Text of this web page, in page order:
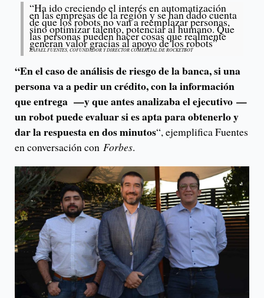
“Ha ido creciendo el interés en automatización
en las empresas de la región y se han dado cuenta
de que los robots no van a reemplazar personas,
sino optimizar talento, potenciar al humano. Que
las personas pueden hacer cosas que realmente
generan valor gracias al apoyo de los robots”
RAFAEL FUENTES, COFUNDADOR Y DIRECTOR COMERCIAL DE ROCKETBOT
“En el caso de análisis de riesgo de la banca, si una
persona va a pedir un crédito, con la información
que entrega —y que antes analizaba el ejecutivo —
un robot puede evaluar si es apta para obtenerlo y
dar la respuesta en dos minutos“, ejemplifica Fuentes
en conversación con Forbes.